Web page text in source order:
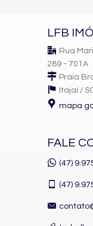
LFB
Rua
289 - 701A
Praia
Itajaí /
mapa
FALE
(47)
(47)